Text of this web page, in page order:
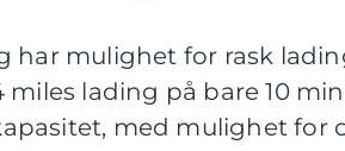
har mulighet for rask
lading på bare 10
med mulighet for